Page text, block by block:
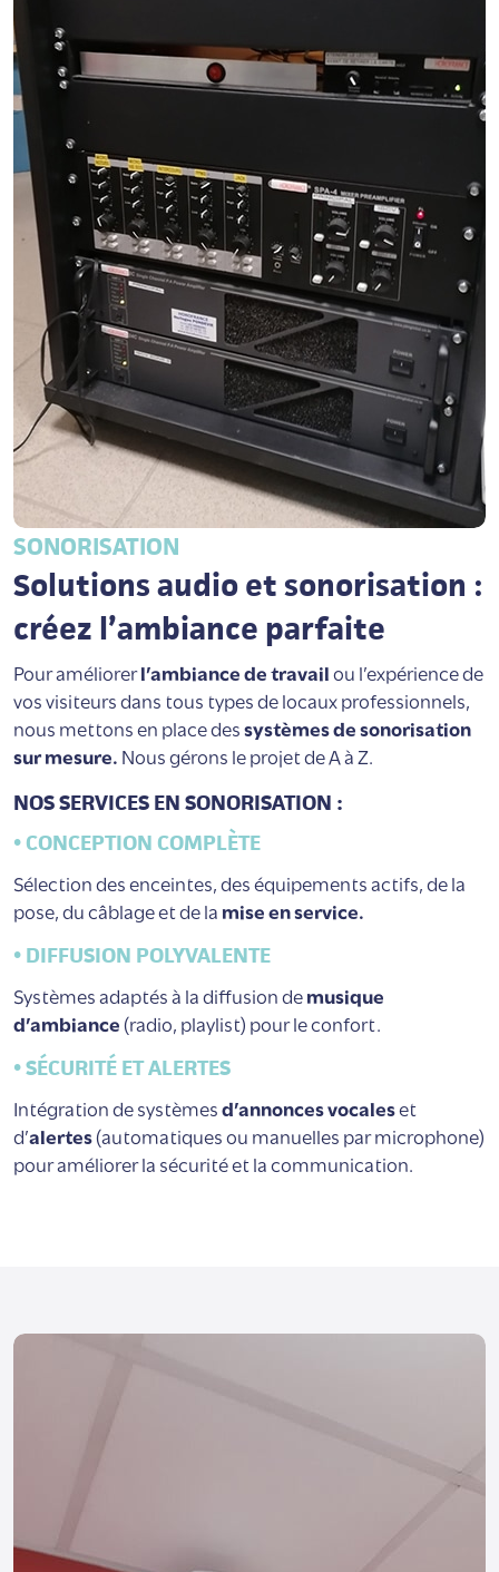
SONORISATION
Solutions audio et sonorisation :
créez l’ambiance parfaite
Pour améliorerl’ambiance de travailou l’expérience de
vos visiteurs dans tous types de locaux professionnels,
nous mettons en place dessystèmes de sonorisation
sur mesure. Nous gérons le projet de A à Z.
NOS SERVICES EN SONORISATION :
• CONCEPTION COMPLÈTE
Sélection des enceintes, des équipements actifs, de la
pose, du câblage et de la mise en service.
• DIFFUSION POLYVALENTE
Systèmes adaptés à la diffusion demusique
d’ambiance(radio, playlist) pour le confort.
• SÉCURITÉ ET ALERTES
Intégration de systèmesd’annonces vocaleset
d’alertes(automatiques ou manuelles par microphone)
pour améliorer la sécurité et la communication.